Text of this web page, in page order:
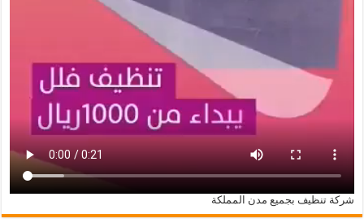
شركة تنظيف بجميع مدن المملكة